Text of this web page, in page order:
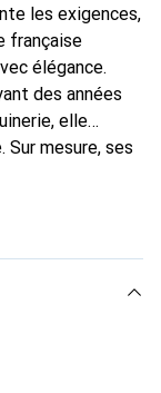
les exigences,
française
élégance.
des années
elle
mesure, ses
pour votre
est un choix